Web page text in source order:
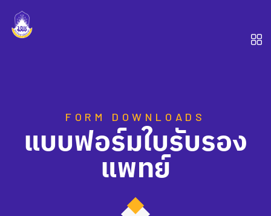
FORM DOWNLOADS
แบบฟอร์มใบรับรอง
แพทย์